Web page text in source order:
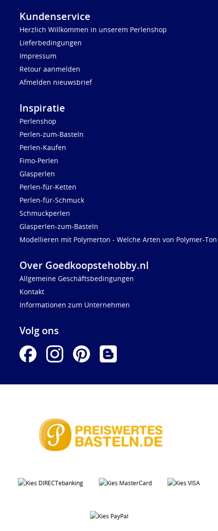
Kundenservice
Herzlich Willkommen in unserem Perlenshop
Lieferbedingungen
Impressum
Retour aanmelden
Afmelden nieuwsbrief
Inspiratie
Perlenshop
Perlen-zum-Basteln
Perlen-Kaufen
Fimo-Perlen
Glasperlen
Perlen-für-Ketten
Perlen-für-Schmuck
Schmuckperlen
Glasperlen-zum-Basteln
Modellieren mit Polymerton - Welche Arten von Polymer-
Over Goedkoopstehobby.nl
Allgemeine Geschäftsbedingungen
Kontakt
Informationen zum Unternehmen
Volg ons